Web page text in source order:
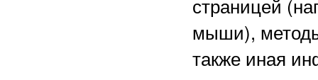
страницей
мыши),
также иная